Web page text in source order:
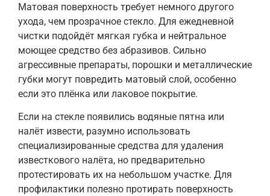
Матовая поверхность требует немного другого
ухода, чем прозрачное стекло. Для ежедневной
чистки подойдёт мягкая губка и нейтральное
моющее средство без абразивов. Сильно
агрессивные препараты, порошки и металлические
губки могут повредить матовый слой, особенно
если это плёнка или лаковое покрытие.
Если на стекле появились водяные пятна или
налёт извести, разумно использовать
специализированные средства для удаления
известкового налёта, но предварительно
протестировать их на небольшом участке. Для
профилактики полезно протирать поверхность